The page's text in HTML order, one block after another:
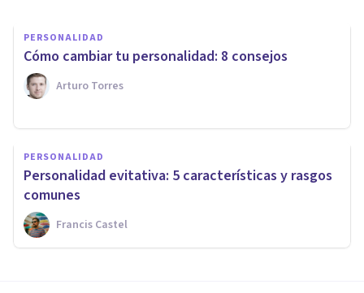
PERSONALIDAD
Cómo cambiar tu personalidad: 8 consejos
Arturo Torres
PERSONALIDAD
Personalidad evitativa: 5 características y rasgos
comunes
Francis Castel